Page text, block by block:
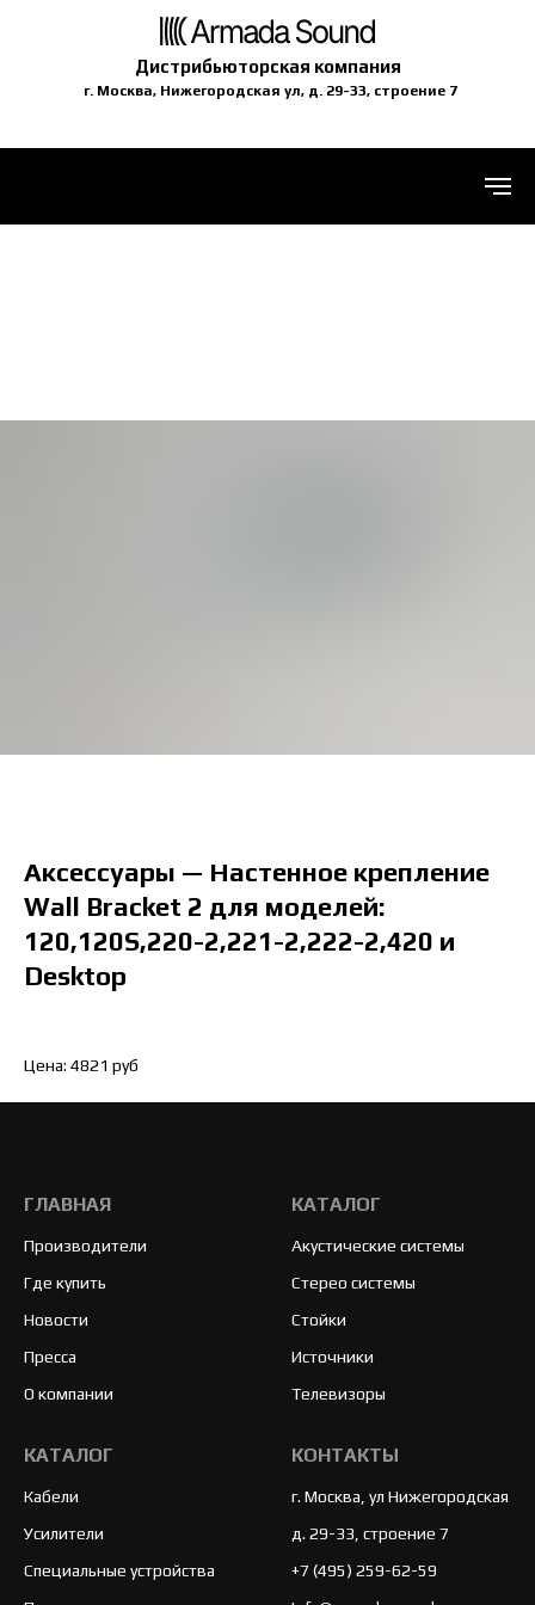
Дистрибьюторская компания
г. Москва, Нижегородская ул, д. 29-33, строение 7
Аксессуары — Настенное крепление
Wall Bracket 2 для моделей:
120,120S,220-2,221-2,222-2,420 и
Desktop
Цена: 4821 руб
ГЛАВНАЯ
Производители
Где купить
Новости
Пресса
О компании
КАТАЛОГ
Акустические системы
Стерео системы
Стойки
Источники
Телевизоры
КАТАЛОГ
Кабели
Усилители
Специальные устройства
КОНТАКТЫ
г. Москва, ул Нижегородская
д. 29-33, строение 7
+7 (495) 259-62-59